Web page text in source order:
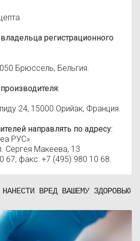
регистрационного
Брюссель, Бельгия.
24, 15000 Орийак, Франция.
направлять по адресу:
РУС»
Сергея Макеева, 13
67; факс: +7 (495) 980 10 68.
ВРЕД ВАШЕМУ ЗДОРОВЬЮ